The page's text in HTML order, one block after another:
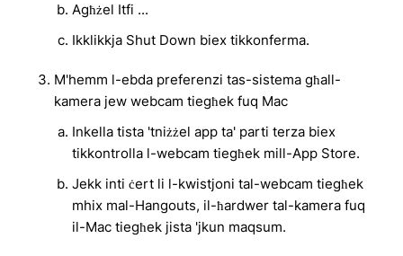
Agħżel Itfi ...
Ikklikkja Shut Down biex tikkonferma.
M'hemm l-ebda preferenzi tas-sistema għall-
kamera jew webcam tiegħek fuq Mac
Inkella tista 'tniżżel app ta' parti terza biex
tikkontrolla l-webcam tiegħek mill-App Store.
Jekk inti ċert li l-kwistjoni tal-webcam tiegħek
mhix mal-Hangouts, il-ħardwer tal-kamera fuq
il-Mac tiegħek jista 'jkun maqsum.